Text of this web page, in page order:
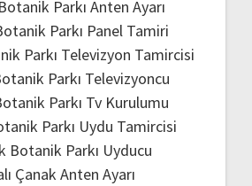
Parkı Anten Ayarı
Parkı Panel Tamiri
Parkı Televizyon Tamircisi
Parkı Televizyoncu
Parkı Tv Kurulumu
Parkı Uydu Tamircisi
Botanik Parkı Uyducu
Çanak Anten Ayarı